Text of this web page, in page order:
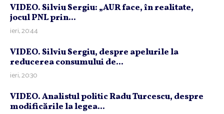
VIDEO. Silviu Sergiu: „AUR face, în realitate,
jocul PNL prin...
ieri, 20:44
VIDEO. Silviu Sergiu, despre apelurile la
reducerea consumului de...
ieri, 20:30
VIDEO. Analistul politic Radu Turcescu, despre
modificările la legea...